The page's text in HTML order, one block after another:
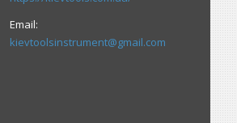
kievtoolsinstrument@gmail.com